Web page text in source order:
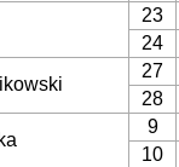
23
24
27
28
9
10